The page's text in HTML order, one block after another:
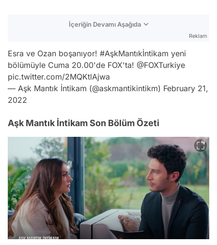
İçeriğin Devamı Aşağıda
Reklam
Esra ve Ozan boşanıyor! #AşkMantıkİntikam yeni
bölümüyle Cuma 20.00'de FOX'ta! @FOXTurkiye
pic.twitter.com/2MQKtlAjwa
— Aşk Mantık İntikam (@askmantikintikm) February 21,
2022
Aşk Mantık İntikam Son Bölüm Özeti